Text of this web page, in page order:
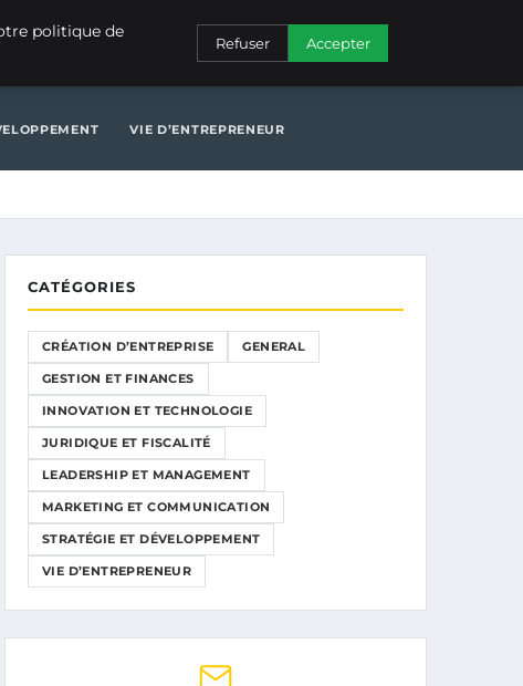
VIE D’ENTREPRENEUR
CATÉGORIES
CRÉATION D’ENTREPRISE GENERAL
GESTION ET FINANCES
INNOVATION ET TECHNOLOGIE
JURIDIQUE ET FISCALITÉ
LEADERSHIP ET MANAGEMENT
MARKETING ET COMMUNICATION
STRATÉGIE ET DÉVELOPPEMENT
VIE D’ENTREPRENEUR
politique de
Refuser Accepter